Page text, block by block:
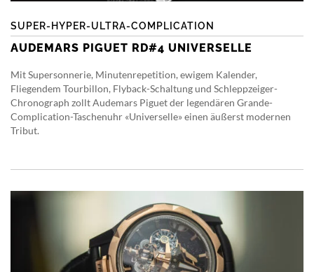
SUPER-HYPER-ULTRA-COMPLICATION
AUDEMARS PIGUET RD#4 UNIVERSELLE
Mit Supersonnerie, Minutenrepetition, ewigem Kalender,
Fliegendem Tourbillon, Flyback-Schaltung und Schleppzeiger-
Chronograph zollt Audemars Piguet der legendären Grande-
Complication-Taschenuhr «Universelle» einen äußerst modernen
Tribut.